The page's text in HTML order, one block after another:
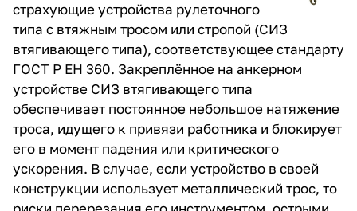
страхующие устройства рулеточного
типа с втяжным тросом или стропой (СИЗ
втягивающего типа), соответствующее стандарту
ГОСТ Р ЕН 360. Закреплённое на анкерном
устройстве СИЗ втягивающего типа
обеспечивает постоянное небольшое натяжение
троса, идущего к привязи работника и блокирует
его в момент падения или критического
ускорения. В случае, если устройство в своей
конструкции использует металлический трос, то